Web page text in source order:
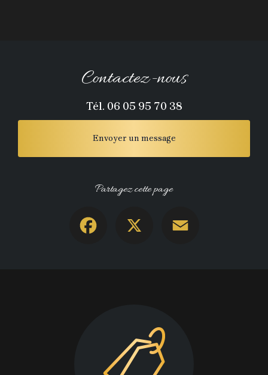
Contactez-nous
Tél. 06 05 95 70 38
Envoyer un message
Partagez cette page